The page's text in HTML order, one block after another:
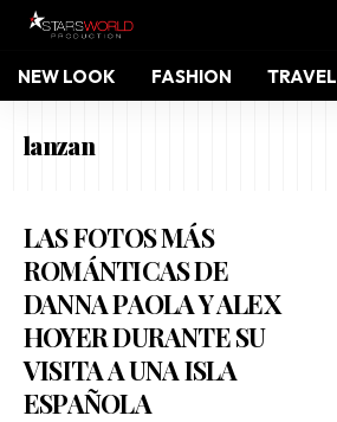
NEW LOOK FASHION TRAVEL
lanzan
LAS FOTOS MÁS
ROMÁNTICAS DE
DANNA PAOLA Y ALEX
HOYER DURANTE SU
VISITA A UNA ISLA
ESPAÑOLA